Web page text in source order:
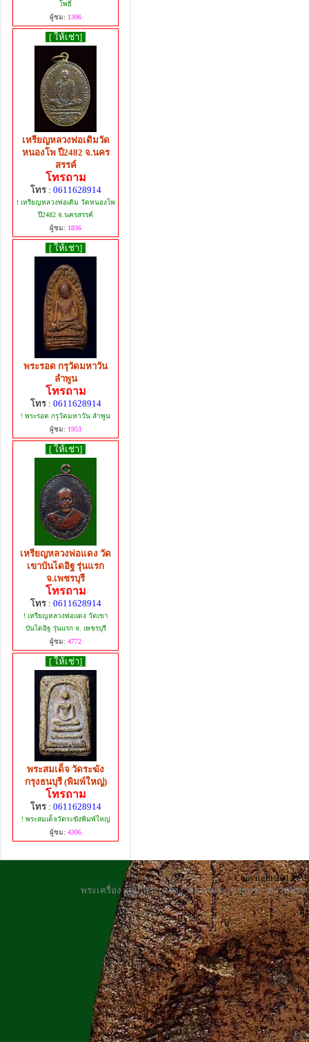
โพธิ์
ผู้ชม: 1306
[ ให้เช่า]
เหรียญหลวงพ่อเดิมวัด
หนองโพ ปี2482 จ.นคร
สรรค์
โทรถาม
โทร : 0611628914
! เหรียญหลวงพ่อเดิม วัดหนองโพ
ปี2482 จ.นครสรรค์
ผู้ชม: 1836
[ ให้เช่า]
พระรอด กรุวัดมหาวัน
ลำพูน
โทรถาม
โทร : 0611628914
! พระรอด กรุวัดมหาวัน ลำพูน
ผู้ชม: 1953
[ ให้เช่า]
เหรียญหลวงพ่อแดง วัด
เขาบันไดอิฐ รุ่นแรก
จ.เพชรบุรี
โทรถาม
โทร : 0611628914
! เหรียญหลวงพ่อแดง วัดเขา
บันไดอิฐ รุ่นแรก จ. เพชรบุรี
ผู้ชม: 4772
[ ให้เช่า]
พระสมเด็จ วัดระฆัง
กรุงธนบุรี (พิมพ์ใหญ่)
โทรถาม
โทร : 0611628914
! พระสมเด็จวัดระฆังพิมพ์ใหญ่
ผู้ชม: 4306
Copyright 2013,
พระเครื่อง ,ศูนย์พระเครื่อง,ตลาดพระ ,ขายพระ ,ตลาดพระ
ผู้